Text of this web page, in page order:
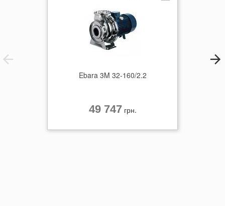
Ebara 3M 32-160/2.2
49 747 грн.